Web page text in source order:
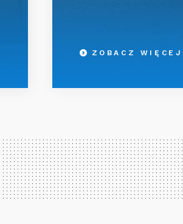
ZOBACZ WIĘCEJ